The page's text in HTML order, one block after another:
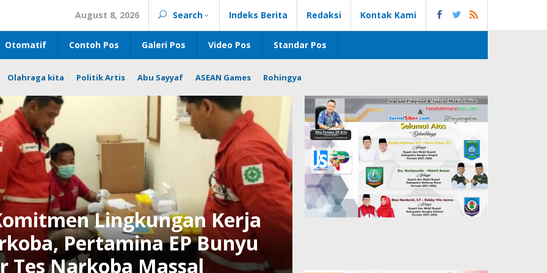
August 8, 2026 Search Indeks Berita Redaksi Kontak Kami
Otomatif Contoh Pos Galeri Pos Video Pos Standar Pos
Olahraga kita Politik Artis Abu Sayyaf ASEAN Games Rohingya
Lingkungan Kerja
Pertamina EP Bunyu
Tes Narkoba Massal